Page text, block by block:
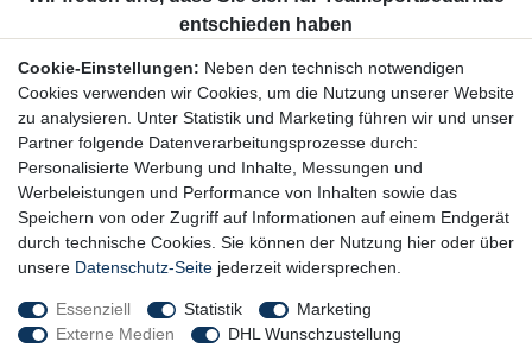
Widerrufsrecht
Bestellung widerrufen
Datenschutzerklärung
AGB
Impressum
Newsletter
Newsletter-Anmeldung
Cookie-Einstellungen: Neben den technisch notwendigen
Cookies verwenden wir Cookies, um die Nutzung unserer Website
zu analysieren. Unter Statistik und Marketing führen wir und unser
Partner folgende Datenverarbeitungsprozesse durch:
Personalisierte Werbung und Inhalte, Messungen und
Werbeleistungen und Performance von Inhalten sowie das
Speichern von oder Zugriff auf Informationen auf einem Endgerät
durch technische Cookies. Sie können der Nutzung hier oder über
unsere Datenschutz-Seite jederzeit widersprechen.
Essenziell Statistik
Marketing
Externe Medien
DHL Wunschzustellung